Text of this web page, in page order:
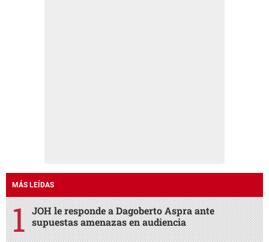
MÁS LEÍDAS
JOH le responde a Dagoberto Aspra ante
supuestas amenazas en audiencia